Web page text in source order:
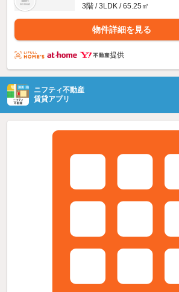
3階 / 3LDK / 65.25㎡
物件詳細を見る
提供
ニフティ不動産
賃貸アプリ